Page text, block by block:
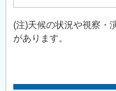
(注)天候の状況や視察・
があります。